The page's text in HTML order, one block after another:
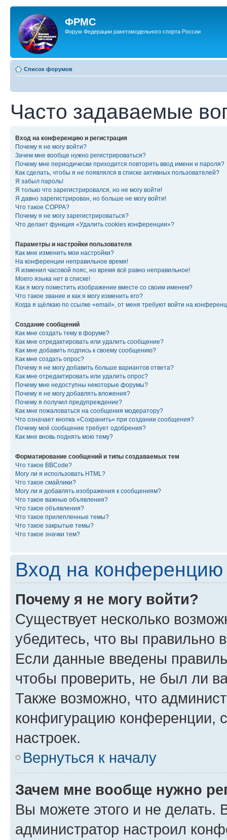
ФРМС
Форум Федерации ракетомодельного спорта России
Список форумов
Часто задаваемые
Вход на конференцию и регистрация
Почему я не могу войти?
Зачем мне вообще нужно регистрироваться?
Почему мне периодически приходится повторять ввод имени и пароля?
Как сделать, чтобы я не появлялся в списке активных пользователей?
Я забыл пароль!
Я только что зарегистрировался, но не могу войти!
Я давно зарегистрирован, но больше не могу войти!
Что такое COPPA?
Почему я не могу зарегистрироваться?
Что делает функция «Удалить cookies конференции»?
Параметры и настройки пользователя
Как мне изменить мои настройки?
На конференции неправильное время!
Я изменил часовой пояс, но время всё равно неправильное!
Моего языка нет в списке!
Как я могу поместить изображение вместе со своим именем?
Что такое звание и как я могу изменить его?
Когда я щёлкаю по ссылке «email», от меня требуют войти на
Создание сообщений
Как мне создать тему в форуме?
Как мне отредактировать или удалить сообщение?
Как мне добавить подпись к своему сообщению?
Как мне создать опрос?
Почему я не могу добавить больше вариантов ответа?
Как мне отредактировать или удалить опрос?
Почему мне недоступны некоторые форумы?
Почему я не могу добавлять вложения?
Почему я получил предупреждение?
Как мне пожаловаться на сообщения модератору?
Что означает кнопка «Сохранить» при создании сообщения?
Почему моё сообщение требует одобрения?
Как мне вновь поднять мою тему?
Форматирование сообщений и типы создаваемых тем
Что такое BBCode?
Могу ли я использовать HTML?
Что такое смайлики?
Могу ли я добавлять изображения к сообщениям?
Что такое важные объявления?
Что такое объявления?
Что такое прилепленные темы?
Что такое закрытые темы?
Что такое значки тем?
Вход на конференцию
Почему я не могу войти?
Существует несколько
убедитесь, что вы правильно
Если данные введены
чтобы проверить, не был ли
Также возможно, что
конфигурацию конференции,
настроек.
Вернуться к началу
Зачем мне вообще нужно
Вы можете этого и не делать.
администратор настроил